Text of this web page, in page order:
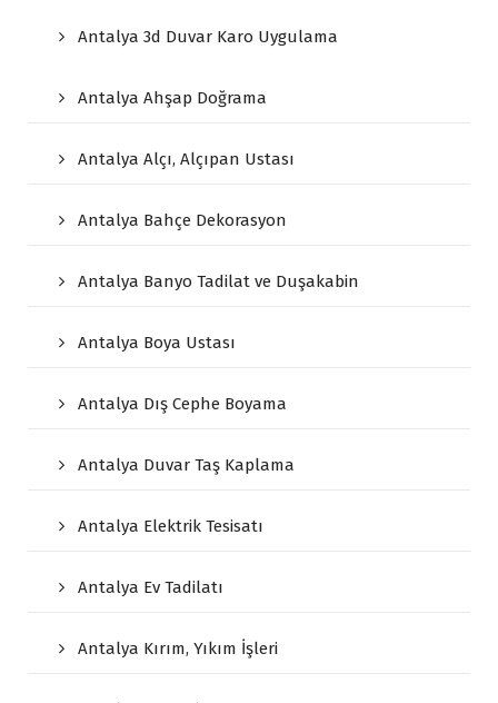
Antalya 3d Duvar Karo Uygulama
Antalya Ahşap Doğrama
Antalya Alçı, Alçıpan Ustası
Antalya Bahçe Dekorasyon
Antalya Banyo Tadilat ve Duşakabin
Antalya Boya Ustası
Antalya Dış Cephe Boyama
Antalya Duvar Taş Kaplama
Antalya Elektrik Tesisatı
Antalya Ev Tadilatı
Antalya Kırım, Yıkım İşleri